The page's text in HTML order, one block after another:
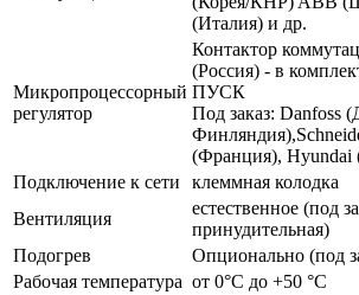
(Италия) и др.
Микропроцессорный
регулятор
Контактор
(Россия) - в
ПУСК
Под заказ: Danfoss
(Франция), Hyundai
Подключение к сети
клеммная колодка
Вентиляция
естественное (под
принудительная)
Подогрев
Опционально (под
Рабочая температура от 0°C до +50 °C